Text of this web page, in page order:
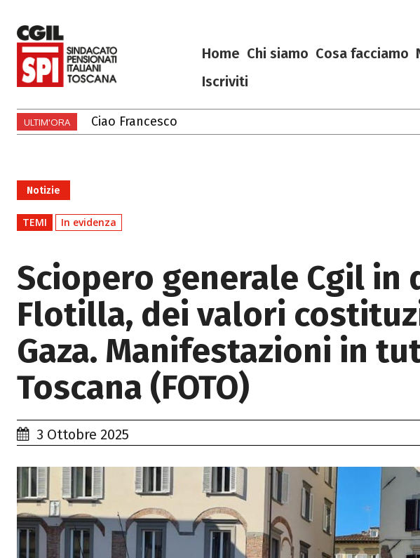
Home Chi siamo Cosa facciamo
Iscriviti
ULTIM'ORA Ciao Francesco
Ciao Francesco
Notizie
TEMI In evidenza
Sciopero generale Cgil in
Flotilla, dei valori
Gaza. Manifestazioni in
Toscana (FOTO)
3 Ottobre 2025